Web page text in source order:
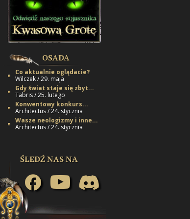
OSADA
Co aktualnie oglądacie?
Wilczek / 29. maja
Gdy świat staje się zbyt...
Tabris / 25. lutego
Konwentowy konkurs...
Architectus / 24. stycznia
Wasze neologizmy i inne...
Architectus / 24. stycznia
ŚLEDŹ NAS NA